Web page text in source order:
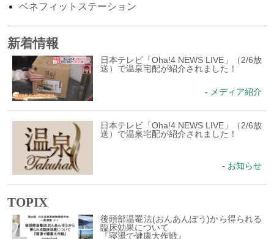
ベネフィットステーション
新着情報
日本テレビ「Oha!4 NEWS LIVE」（2/6放
送）で温泉宅配が紹介されました！
- メディア紹介
日本テレビ「Oha!4 NEWS LIVE」（2/6放
送）で温泉宅配が紹介されました！
- お知らせ
TOPIX
後頭部温罨法(おんあんぽう)から得られる
臨床効果について
『寝湯で健康大作戦』